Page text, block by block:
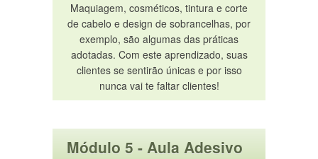
Maquiagem, cosméticos, tintura e corte
de cabelo e design de sobrancelhas, por
exemplo, são algumas das práticas
adotadas. Com este aprendizado, suas
clientes se sentirão únicas e por isso
nunca vai te faltar clientes!
Módulo 5 - Aula Adesivo